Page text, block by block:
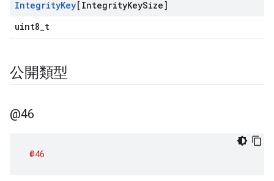
IntegrityKey[IntegrityKeySize]
uint8_t
公開類型
@46
@46